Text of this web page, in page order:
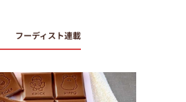
フーディスト連載